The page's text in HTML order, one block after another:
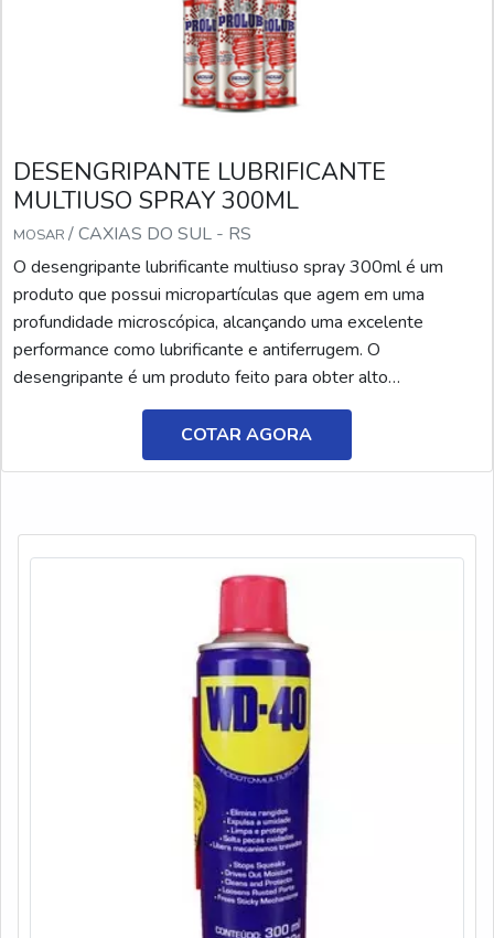
DESENGRIPANTE LUBRIFICANTE
MULTIUSO SPRAY 300ML
MOSAR / CAXIAS DO SUL - RS
O desengripante lubrificante multiuso spray 300ml é um
produto que possui micropartículas que agem em uma
profundidade microscópica, alcançando uma excelente
performance como lubrificante e antiferrugem. O
desengripante é um produto feito para obter alto
desempenho nos diversos processos de manutenção. Por
constituir uma nova fórmula, o produto permite que os
princípios ativos sejam processados e combinados de modo
COTAR AGORA